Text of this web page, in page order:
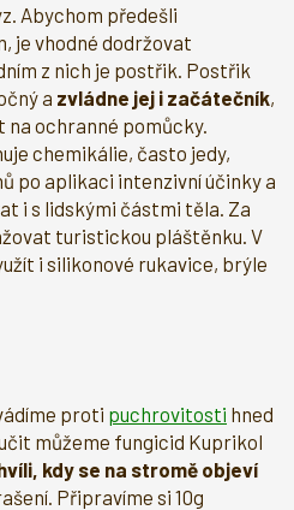
Abychom předešli
je vhodné dodržovat
z nich je postřik. Postřik
a zvládne jej i začátečník,
na ochranné pomůcky.
chemikálie, často jedy,
po aplikaci intenzivní účinky a
i s lidskými částmi těla. Za
turistickou pláštěnku. V
i silikonové rukavice, brýle
proti puchrovitosti hned
můžeme fungicid Kuprikol
kdy se na stromě objeví
Připravíme si 10g